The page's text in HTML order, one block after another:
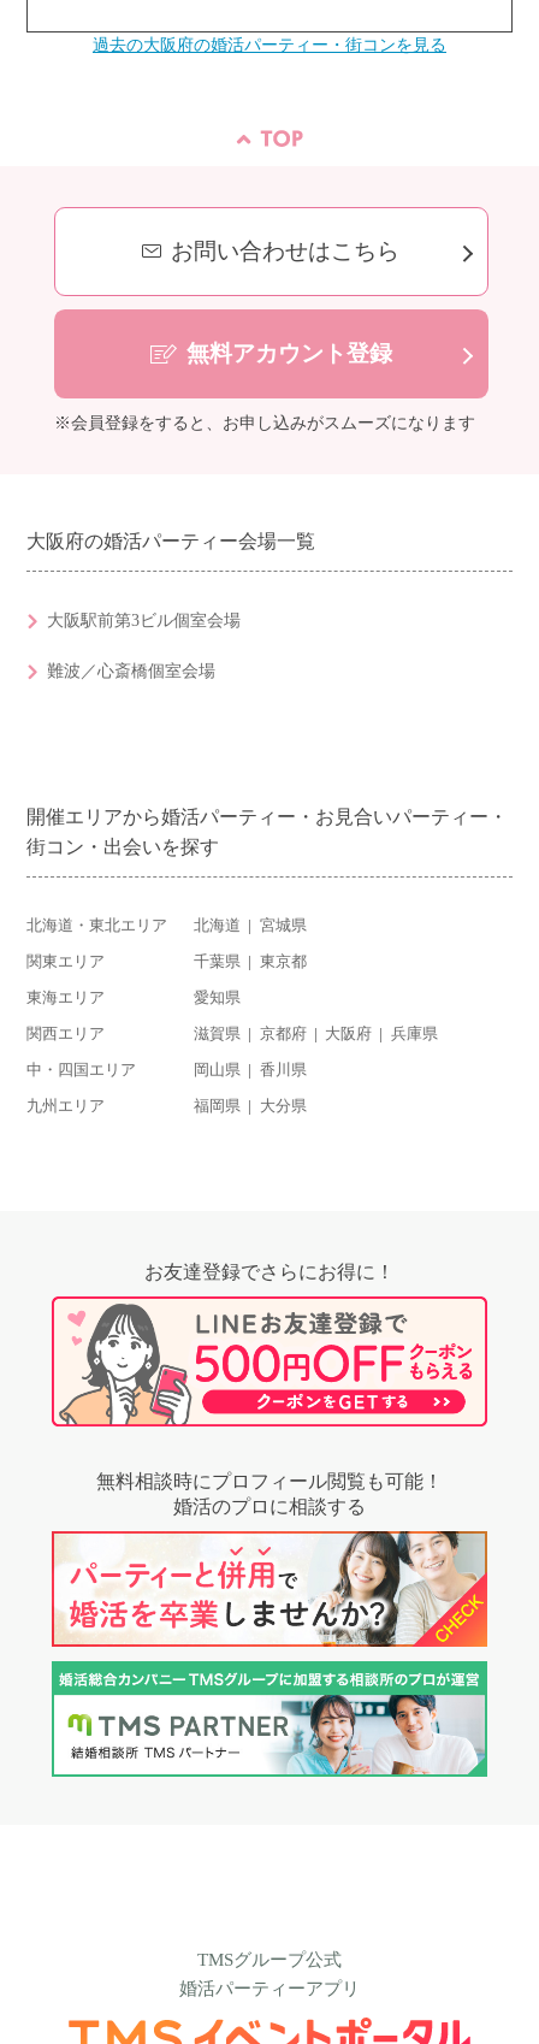
過去の大阪府の婚活パーティー・街コンを見る
お問い合わせはこちら
無料アカウント登録
※会員登録をすると、お申し込みがスムーズになります
大阪府の婚活パーティー会場一覧
大阪駅前第3ビル個室会場
難波／心斎橋個室会場
開催エリアから婚活パーティー・お見合いパーティー・
街コン・出会いを探す
北海道・東北エリア 北海道 宮城県
関東エリア 千葉県 東京都
東海エリア 愛知県
関西エリア 滋賀県 京都府 大阪府 兵庫県
中・四国エリア 岡山県 香川県
九州エリア 福岡県 大分県
お友達登録でさらにお得に！
無料相談時にプロフィール閲覧も可能！
婚活のプロに相談する
TMSグループ公式
婚活パーティーアプリ